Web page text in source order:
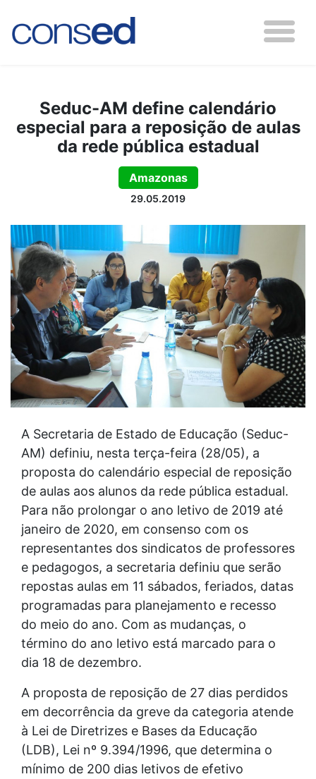
Seduc-AM define calendário
especial para a reposição de aulas
da rede pública estadual
Amazonas
29.05.2019
A Secretaria de Estado de Educação (Seduc-
AM) definiu, nesta terça-feira (28/05), a
proposta do calendário especial de reposição
de aulas aos alunos da rede pública estadual.
Para não prolongar o ano letivo de 2019 até
janeiro de 2020, em consenso com os
representantes dos sindicatos de professores
e pedagogos, a secretaria definiu que serão
repostas aulas em 11 sábados, feriados, datas
programadas para planejamento e recesso
do meio do ano. Com as mudanças, o
término do ano letivo está marcado para o
dia 18 de dezembro.
A proposta de reposição de 27 dias perdidos
em decorrência da greve da categoria atende
à Lei de Diretrizes e Bases da Educação
(LDB), Lei nº 9.394/1996, que determina o
mínimo de 200 dias letivos de efetivo